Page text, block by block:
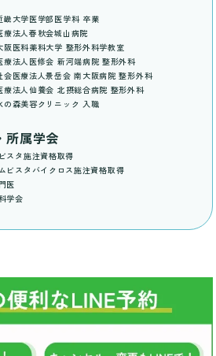
畿大学医学部医学科 卒業
療法人春秋会城山病院
阪医科薬科大学 整形外科学教室
療法人医修会 新河端病院 整形外科
会医療法人景岳会 南大阪病院 整形外科
療法人仙養会 北摂総合病院 整形外科
の森美容クリニック 入職
所属学会
スタ施注資格取得
ビスタバイクロス施注資格取得
医
学会